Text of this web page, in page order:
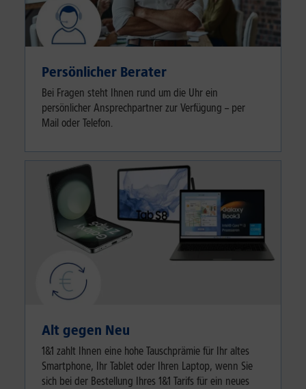
Persönlicher Berater
Bei Fragen steht Ihnen rund um die Uhr ein
persönlicher Ansprechpartner zur Verfügung – per
Mail oder Telefon.
Alt gegen Neu
1&1 zahlt Ihnen eine hohe Tauschprämie für Ihr altes
Smartphone, Ihr Tablet oder Ihren Laptop, wenn Sie
sich bei der Bestellung Ihres 1&1 Tarifs für ein neues